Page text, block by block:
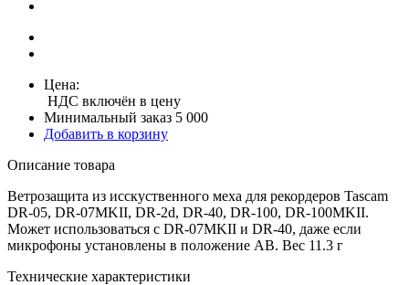
Цена:
НДС включён в цену
Минимальный заказ 5 000
Добавить в корзину
Описание товара
Ветрозащита из исскуственного меха для рекордеров Tascam
DR-05, DR-07MKII, DR-2d, DR-40, DR-100, DR-100MKII.
Может использоваться с DR-07MKII и DR-40, даже если
микрофоны установлены в положение AB. Вес 11.3 г
Технические характеристики